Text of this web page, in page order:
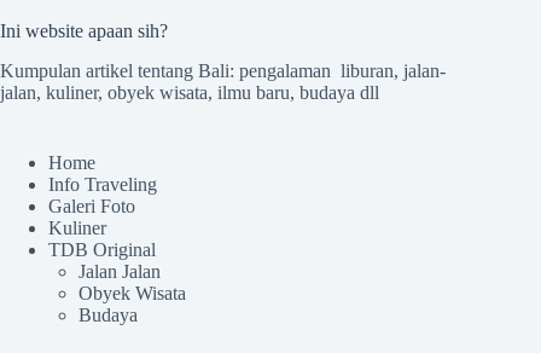
Ini website apaan sih?
Kumpulan artikel tentang Bali: pengalaman liburan, jalan-
jalan, kuliner, obyek wisata, ilmu baru, budaya dll
Home
Info Traveling
Galeri Foto
Kuliner
TDB Original
Jalan Jalan
Obyek Wisata
Budaya